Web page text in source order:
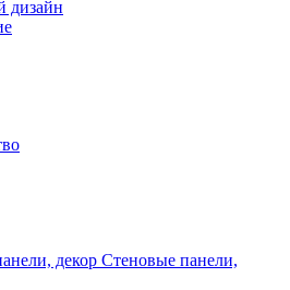
дизайн
Стеновые панели,